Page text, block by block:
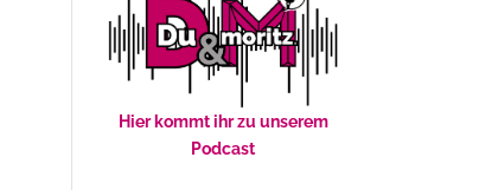
Hier kommt ihr zu unserem
Podcast